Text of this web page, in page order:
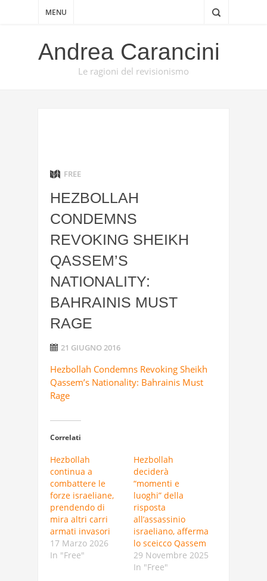
MENU
Andrea Carancini
Le ragioni del revisionismo
FREE
HEZBOLLAH
CONDEMNS
REVOKING SHEIKH
QASSEM’S
NATIONALITY:
BAHRAINIS MUST
RAGE
21 GIUGNO 2016
Hezbollah Condemns Revoking Sheikh
Qassem’s Nationality: Bahrainis Must
Rage
Correlati
Hezbollah
continua a
combattere le
forze israeliane,
prendendo di
mira altri carri
armati invasori
17 Marzo 2026
In "Free"
Hezbollah
deciderà
“momenti e
luoghi” della
risposta
all’assassinio
israeliano, afferma
lo sceicco Qassem
29 Novembre 2025
In "Free"